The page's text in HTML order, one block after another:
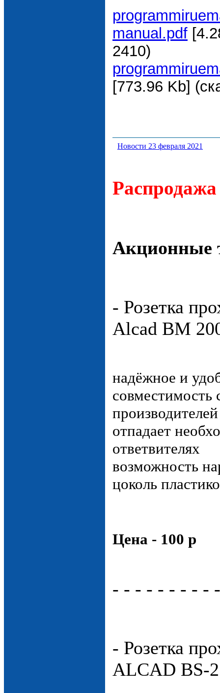
manual.pdf
2410)
[773.96 Kb]
Новости 23 февраля 2021
Распродажа
Акционные
- Розетка
Alcad BM
надёжное и
совместимость
производителей
отпадает
ответвителях
возможность
цоколь
Цена - 100 р
- - - - - - - - - -
- Розетка
ALCAD BS-